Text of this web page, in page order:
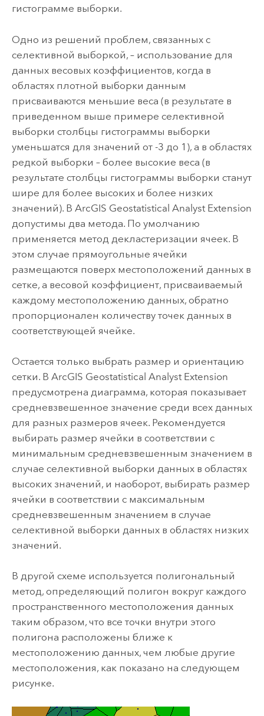
гистограмме выборки.
Одно из решений проблем, связанных с
селективной выборкой, – использование для
данных весовых коэффициентов, когда в
областях плотной выборки данным
присваиваются меньшие веса (в результате в
приведенном выше примере селективной
выборки столбцы гистограммы выборки
уменьшатся для значений от -3 до 1), а в областях
редкой выборки – более высокие веса (в
результате столбцы гистограммы выборки станут
шире для более высоких и более низких
значений). В ArcGIS Geostatistical Analyst Extension
допустимы два метода. По умолчанию
применяется метод декластеризации ячеек. В
этом случае прямоугольные ячейки
размещаются поверх местоположений данных в
сетке, а весовой коэффициент, присваиваемый
каждому местоположению данных, обратно
пропорционален количеству точек данных в
соответствующей ячейке.
Остается только выбрать размер и ориентацию
сетки. В ArcGIS Geostatistical Analyst Extension
предусмотрена диаграмма, которая показывает
средневзвешенное значение среди всех данных
для разных размеров ячеек. Рекомендуется
выбирать размер ячейки в соответствии с
минимальным средневзвешенным значением в
случае селективной выборки данных в областях
высоких значений, и наоборот, выбирать размер
ячейки в соответствии с максимальным
средневзвешенным значением в случае
селективной выборки данных в областях низких
значений.
В другой схеме используется полигональный
метод, определяющий полигон вокруг каждого
пространственного местоположения данных
таким образом, что все точки внутри этого
полигона расположены ближе к
местоположению данных, чем любые другие
местоположения, как показано на следующем
рисунке.